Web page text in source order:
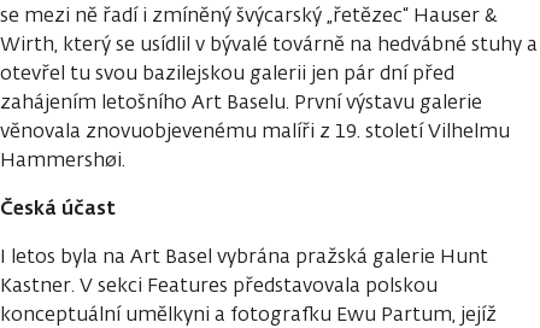
se mezi ně řadí i zmíněný švýcarský „řetězec“ Hauser &
Wirth, který se usídlil v bývalé továrně na hedvábné stuhy a
otevřel tu svou bazilejskou galerii jen pár dní před
zahájením letošního Art Baselu. První výstavu galerie
věnovala znovuobjevenému malíři z 19. století Vilhelmu
Hammershøi.
Česká účast
I letos byla na Art Basel vybrána pražská galerie Hunt
Kastner. V sekci Features představovala polskou
konceptuální umělkyni a fotografku Ewu Partum, jejíž